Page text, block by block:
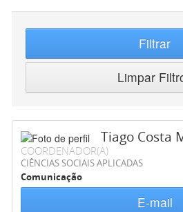
Filtrar
Limpar
Tiago Costa
COORDENADOR(A)
CIÊNCIAS SOCIAIS APLICADAS
Comunicação
E-mail